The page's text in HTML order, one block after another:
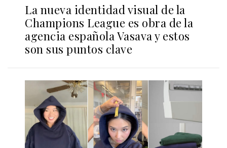
La nueva identidad visual de la
Champions League es obra de la
agencia española Vasava y estos
son sus puntos clave